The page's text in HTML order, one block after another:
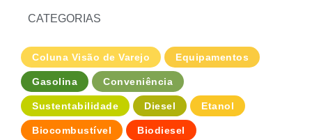
CATEGORIAS
Coluna Visão de Varejo Equipamentos
Gasolina Conveniência
Sustentabilidade Diesel Etanol
Biocombustível Biodiesel